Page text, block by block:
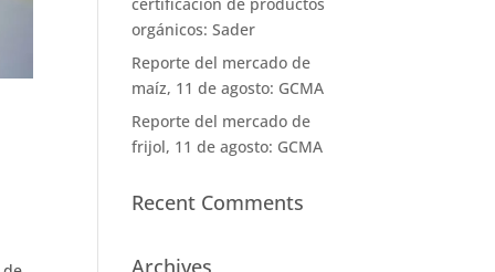
orgánicos: Sader
Reporte del mercado de
maíz, 11 de agosto: GCMA
Reporte del mercado de
frijol, 11 de agosto: GCMA
Recent Comments
Archives